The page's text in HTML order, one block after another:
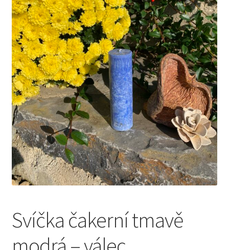
Pokladna
Vše o nákupu
Svíčka čakerní tmavě